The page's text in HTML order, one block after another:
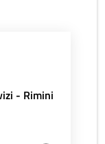
- Rimini